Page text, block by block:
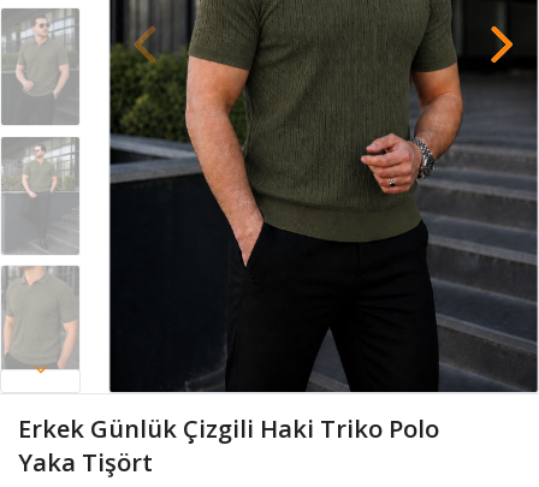
Erkek Günlük Çizgili Haki Triko Polo
Yaka Tişört